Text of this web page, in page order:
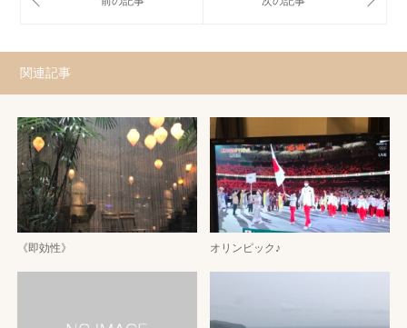
関連記事
《即効性》 オリンピック♪